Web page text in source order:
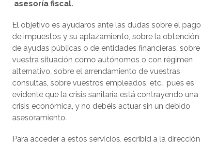
asesoría fiscal.
El objetivo es ayudaros ante las dudas sobre el pago
de impuestos y su aplazamiento, sobre la obtención
de ayudas públicas o de entidades financieras, sobre
vuestra situación como autónomos o con régimen
alternativo, sobre el arrendamiento de vuestras
consultas, sobre vuestros empleados, etc… pues es
evidente que la crisis sanitaria está contrayendo una
crisis económica, y no debéis actuar sin un debido
asesoramiento.
Para acceder a estos servicios, escribid a la dirección